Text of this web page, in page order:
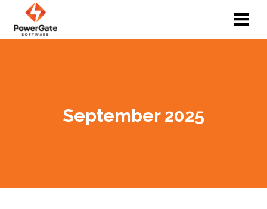
September 2025